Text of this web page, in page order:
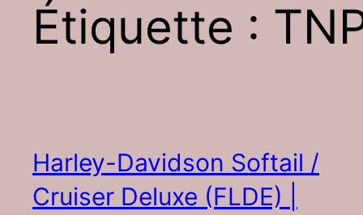
Étiquette :
Harley-Davidson Softail /
Cruiser Deluxe (FLDE) |